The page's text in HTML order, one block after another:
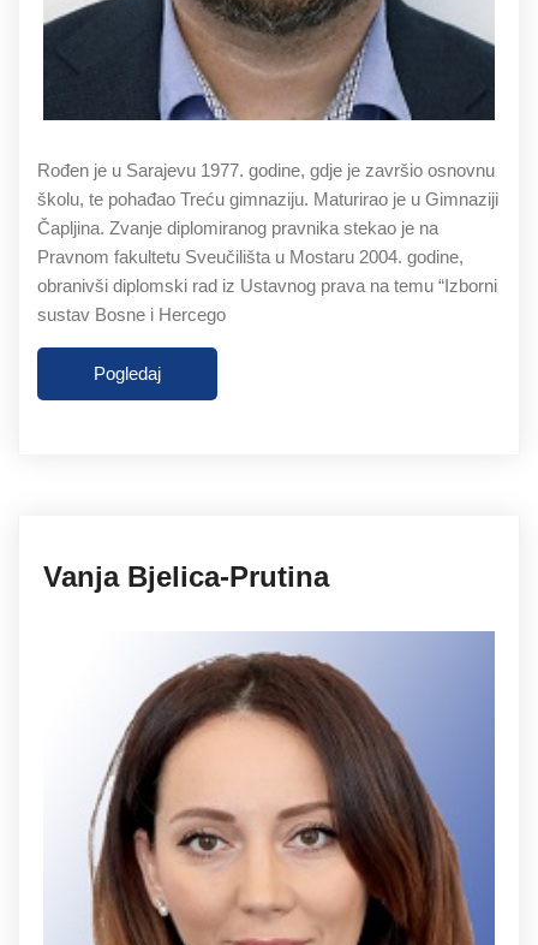
Rođen je u Sarajevu 1977. godine, gdje je završio osnovnu
školu, te pohađao Treću gimnaziju. Maturirao je u Gimnaziji
Čapljina. Zvanje diplomiranog pravnika stekao je na
Pravnom fakultetu Sveučilišta u Mostaru 2004. godine,
obranivši diplomski rad iz Ustavnog prava na temu “Izborni
sustav Bosne i Hercego
Pogledaj
Vanja Bjelica-Prutina